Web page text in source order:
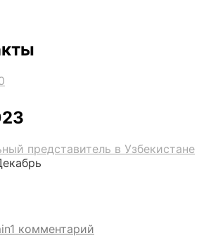
представитель в Узбекистане
1 комментарий